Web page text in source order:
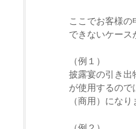
ここでお客様
できないケース
（例１）
披露宴の引き出
が使用するので
（商用）になり